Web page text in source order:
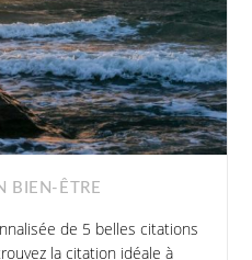
BIEN-ÊTRE
de 5 belles citations
la citation idéale à